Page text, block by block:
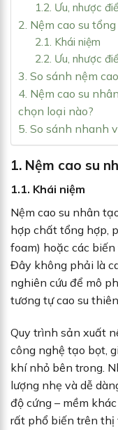
1.2. Ưu, nhược
2. Nệm cao su
2.1. Khái niệm
2.2. Ưu, nhược
3. So sánh nệm
4. Nệm cao su
chọn loại nào?
5. So sánh nhanh
1. Nệm cao su
1.1. Khái niệm
Nệm cao su nhân
hợp chất tổng hợp,
foam) hoặc các biến
Đây không phải là
nghiên cứu để mô
tương tự cao su
Quy trình sản xuất
công nghệ tạo bọt,
khí nhỏ bên trong.
lượng nhẹ và dễ
độ cứng – mềm
rất phổ biến trên thị